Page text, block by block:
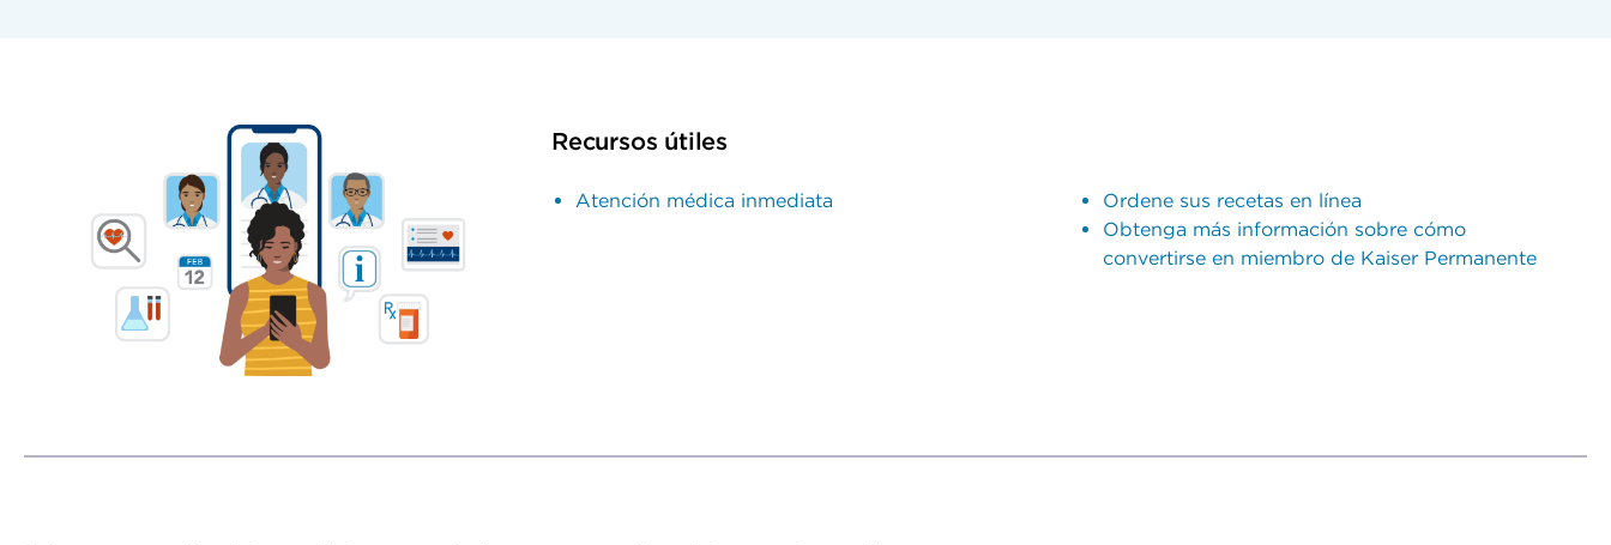
Recursos útiles
Atención médica inmediata
Ordene sus recetas en línea
Obtenga más información sobre cómo
convertirse en miembro de Kaiser Permanente